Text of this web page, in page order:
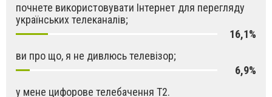
почнете використовувати Інтернет для перегляду
українських телеканалів;
16,1%
ви про що, я не дивлюсь телевізор;
6,9%
у мене цифорове телебачення Т2.